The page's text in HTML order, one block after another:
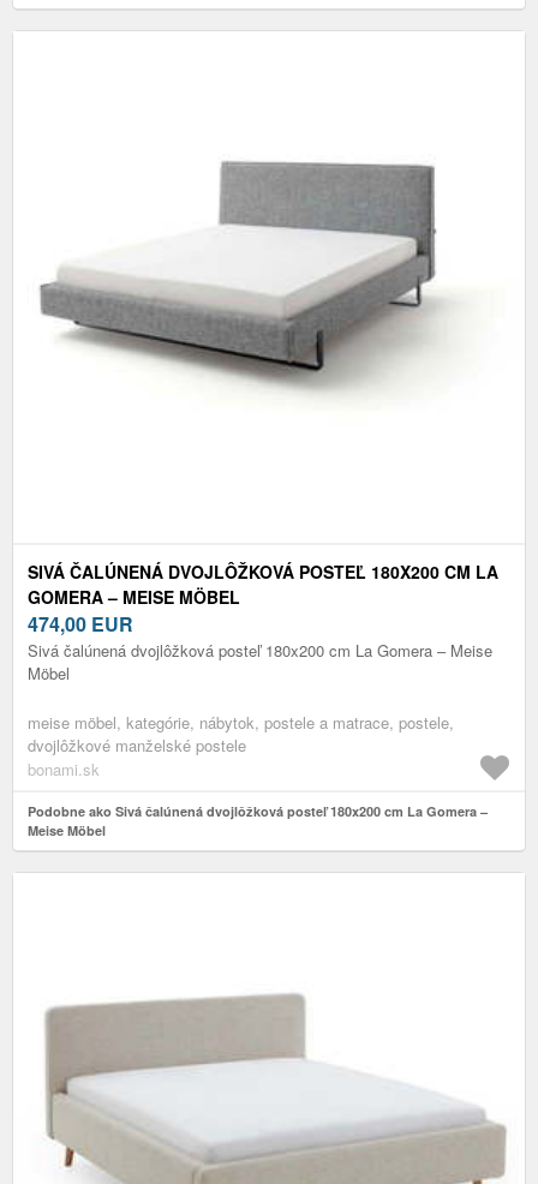
SIVÁ ČALÚNENÁ DVOJLÔŽKOVÁ POSTEĽ 180X200 CM LA
GOMERA – MEISE MÖBEL
474,00 EUR
Sivá čalúnená dvojlôžková posteľ 180x200 cm La Gomera – Meise
Möbel
meise möbel, kategórie, nábytok, postele a matrace, postele,
dvojlôžkové manželské postele
bonami.sk
Podobne ako Sivá čalúnená dvojlôžková posteľ 180x200 cm La Gomera –
Meise Möbel